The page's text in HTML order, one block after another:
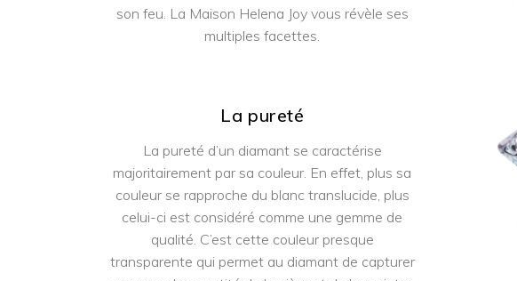
son feu. La Maison Helena Joy vous révèle ses
multiples facettes.
La pureté
La pureté d’un diamant se caractérise
majoritairement par sa couleur. En effet, plus sa
couleur se rapproche du blanc translucide, plus
celui-ci est considéré comme une gemme de
qualité. C’est cette couleur presque
transparente qui permet au diamant de capturer